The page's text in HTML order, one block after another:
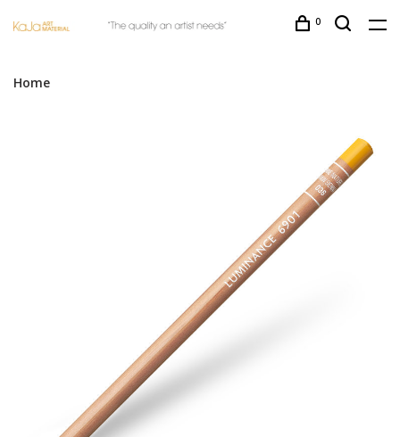
0
Home